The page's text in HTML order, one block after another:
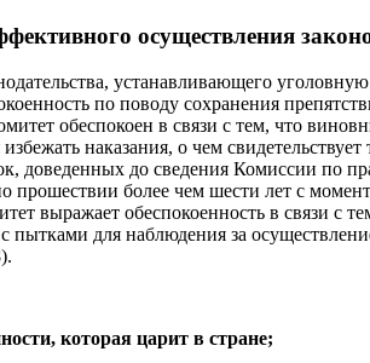
осуществления
устанавливающего уголовную
по поводу сохранения
обеспокоен в связи с тем, что
наказания, о чем свидетельствует
доведенных до сведения Комиссии по
прошествии более чем шести лет с
выражает обеспокоенность в связи с
пытками для наблюдения за
которая царит в стране;